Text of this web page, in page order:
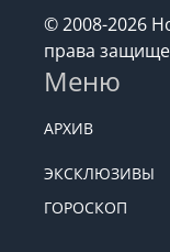
© 2008-2026
права
Меню
АРХИВ
ЭКСКЛЮЗИВЫ
ГОРОСКОП